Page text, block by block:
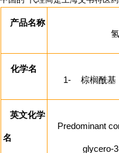
产品名称
化学名
1-
棕榈酰基
英文化学
名
Predominant
glycero-